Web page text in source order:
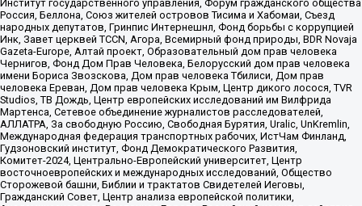
Институт государственного управления, Форум гражданского общества
Россия, Беллона, Союз жителей островов Тисима и Хабомаи, Съезд
народных депутатов, Гринпис Интернешнл, Фонд борьбы с коррупцией
Инк, Завет церквей TCCN, Агора, Всемирный фонд природы, BDR Novaja
Gazeta-Europe, Алтай проект, Образовательный дом прав человека
Чернигов, Фонд Дом Прав Человека, Белорусский дом прав человека
имени Бориса Звозскова, Дом прав человека Тбилиси, Дом прав
человека Ереван, Дом прав человека Крым, Центр дикого лосося, TVR
Studios, ТВ Дождь, Центр европейских исследований им Вилфрида
Мартенса, Сетевое объединение журналистов расследователей,
АЛЛАТРА, За свободную Россию, Свободная Бурятия, Uralic, UnKremlin,
Международная федерация транспортных рабочих, ИстЧам Финланд,
Гудзоновский институт, Фонд Демократического Развития,
Комитет-2024, Центрально-Европейский университет, Центр
восточноевропейских и международных исследований, Общество
Сторожевой башни, Библии и трактатов Свидетелей Иеговы,
Гражданский Совет, Центр анализа европейской политики,